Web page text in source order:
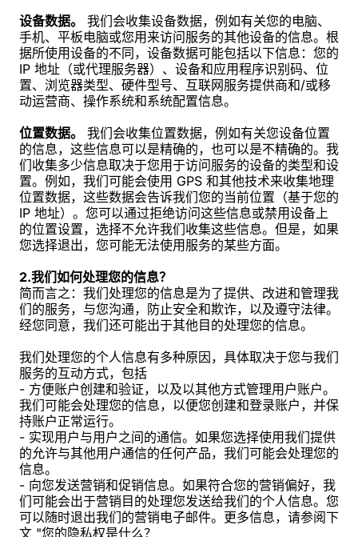
设备数据。
我们会收集设备数据，例如有关您的电脑、
手机、平板电脑或您用来访问服务的其他设备的信息。根
据所使用设备的不同，设备数据可能包括以下信息：您的
IP 地址（或代理服务器）、设备和应用程序识别码、位
置、浏览器类型、硬件型号、互联网服务提供商和/或移
动运营商、操作系统和系统配置信息。
位置数据。
我们会收集位置数据，例如有关您设备位置
的信息，这些信息可以是精确的，也可以是不精确的。我
们收集多少信息取决于您用于访问服务的设备的类型和设
置。例如，我们可能会使用 GPS 和其他技术来收集地理
位置数据，这些数据会告诉我们您的当前位置（基于您的
IP 地址）。您可以通过拒绝访问这些信息或禁用设备上
的位置设置，选择不允许我们收集这些信息。但是，如果
您选择退出，您可能无法使用服务的某些方面。
2.我们如何处理您的信息？
简而言之：我们处理您的信息是为了提供、改进和管理我
们的服务，与您沟通，防止安全和欺诈，以及遵守法律。
经您同意，我们还可能出于其他目的处理您的信息。
我们处理您的个人信息有多种原因，具体取决于您与我们
服务的互动方式，包括
- 方便账户创建和验证，以及以其他方式管理用户账户。
我们可能会处理您的信息，以便您创建和登录账户，并保
持账户正常运行。
- 实现用户与用户之间的通信。如果您选择使用我们提供
的允许与其他用户通信的任何产品，我们可能会处理您的
信息。
- 向您发送营销和促销信息。如果符合您的营销偏好，我
们可能会出于营销目的处理您发送给我们的个人信息。您
可以随时退出我们的营销电子邮件。更多信息，请参阅下
文 "您的隐私权是什么？